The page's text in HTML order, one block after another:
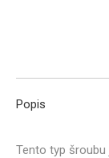
Popis
Tento typ